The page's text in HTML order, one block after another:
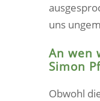
uns
An wen
Simon
Obwohl